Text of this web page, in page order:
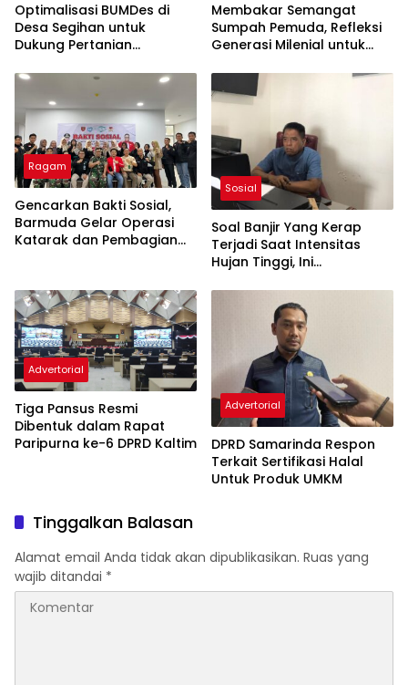
Optimalisasi BUMDes di
Desa Segihan untuk
Dukung Pertanian
Membakar Semangat
Sumpah Pemuda, Refleksi
Generasi Milenial untuk
Ragam
Gencarkan Bakti Sosial,
Barmuda Gelar Operasi
Katarak dan Pembagian
Sosial
Soal Banjir Yang Kerap
Terjadi Saat Intensitas
Hujan Tinggi, Ini
Advertorial
Tiga Pansus Resmi
Dibentuk dalam Rapat
Paripurna ke-6 DPRD Kaltim
Advertorial
DPRD Samarinda Respon
Terkait Sertifikasi Halal
Untuk Produk UMKM
Tinggalkan Balasan
Alamat email Anda tidak akan dipublikasikan. Ruas yang
wajib ditandai *